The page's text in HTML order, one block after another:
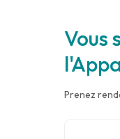
Vous
Prenez